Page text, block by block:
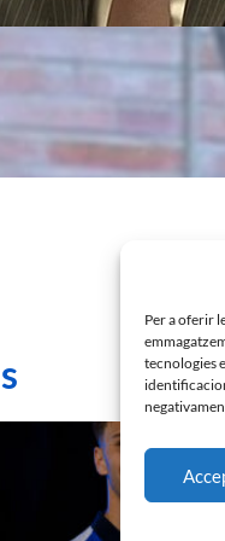
Per a oferir
tecnologies